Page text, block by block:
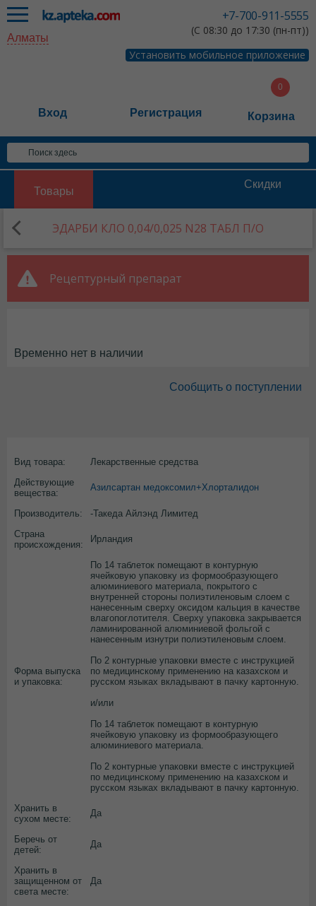
+7-700-911-5555
(С 08:30 до 17:30 (пн-пт))
Установить мобильное приложение
Алматы
Вход Регистрация Корзина
Товары
Скидки
ЭДАРБИ КЛО 0,04/0,025 N28 ТАБЛ П/О
Рецептурный препарат
Временно нет в наличии
Сообщить о поступлении
Вид товара:
Лекарственные средства
Действующие
вещества:
Азилсартан медоксомил+Хлорталидон
Производитель:
-Такеда Айлэнд Лимитед
Страна
происхождения:
Ирландия
Форма выпуска
и упаковка:
По 14 таблеток помещают в контурную
ячейковую упаковку из формообразующего
алюминиевого материала, покрытого с
внутренней стороны полиэтиленовым слоем с
нанесенным сверху оксидом кальция в качестве
влагопоглотителя. Сверху упаковка закрывается
ламинированной алюминиевой фольгой с
нанесенным изнутри полиэтиленовым слоем.
По 2 контурные упаковки вместе с инструкцией
по медицинскому применению на казахском и
русском языках вкладывают в пачку картонную.
и/или
По 14 таблеток помещают в контурную
ячейковую упаковку из формообразующего
алюминиевого материала.
По 2 контурные упаковки вместе с инструкцией
по медицинскому применению на казахском и
русском языках вкладывают в пачку картонную.
Хранить в
сухом месте:
Да
Беречь от
детей:
Да
Хранить в
защищенном от
света месте:
Да